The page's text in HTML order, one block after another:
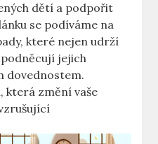
dětí a podpořit
se podíváme na
které nejen udrží
jejich
dovednostem.
která změní vaše